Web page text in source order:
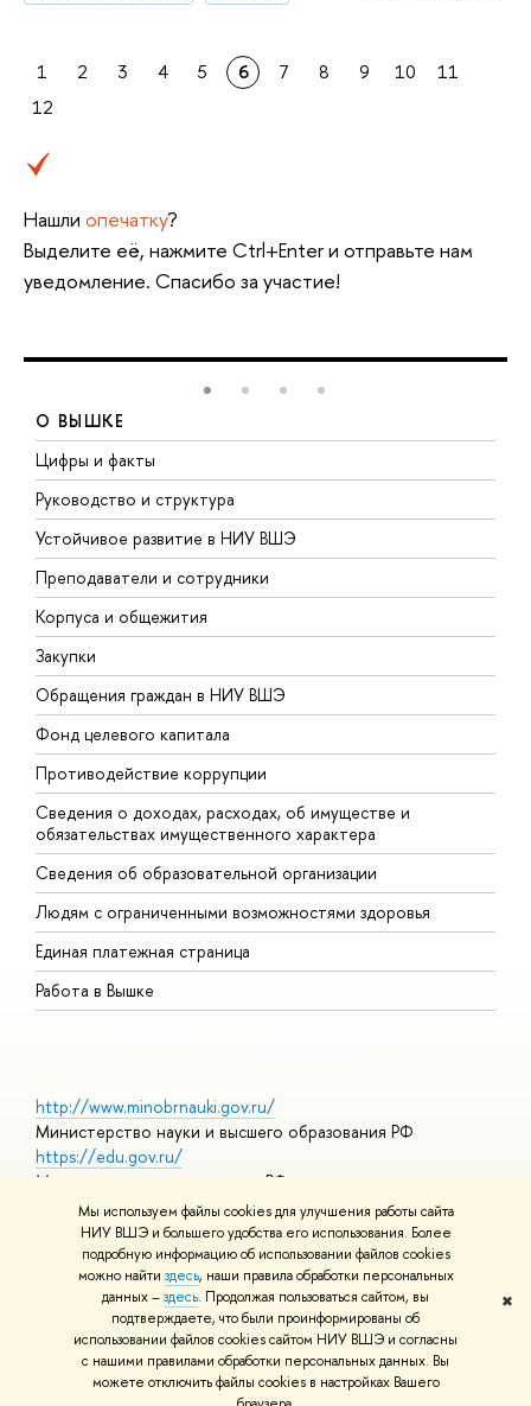
Мы используем файлы cookies для улучшения работы сайта
НИУ ВШЭ и большего удобства его использования. Более
подробную информацию об использовании файлов cookies
можно найти здесь, наши правила обработки персональных
данных –здесь. Продолжая пользоваться сайтом, вы
подтверждаете, что были проинформированы об
использовании файлов cookies сайтом НИУ ВШЭ и согласны
с нашими правилами обработки персональных данных. Вы
можете отключить файлы cookies в настройках Вашего
✖
1 2 3 4 5 6 7 8 9 10
11
12
Нашли опечатку?
Выделите её, нажмите Ctrl+Enter и отправьте нам
уведомление. Спасибо за участие!
О ВЫШКЕ
Цифры и факты
Руководство и структура
Устойчивое развитие в НИУ ВШЭ
Преподаватели и сотрудники
Корпуса и общежития
Закупки
Обращения граждан в НИУ ВШЭ
Фонд целевого капитала
Противодействие коррупции
Сведения о доходах, расходах, об имуществе и
обязательствах имущественного характера
Сведения об образовательной организации
Людям с ограниченными возможностями здоровья
Единая платежная страница
Работа в Вышке
http://www.minobrnauki.gov.ru/
Министерство науки и высшего образования РФ
https://edu.gov.ru/
Министерство просвещения РФ
https://elearning.hse.ru/mooc
Массовые открытые онлайн-курсы
© НИУ ВШЭ 1993–2026 Адреса и контактыУсловия
использования материалов Политика конфиденциальности
Шрифты HSE Sans и HSE Slab разработаны вШколе дизайна НИУ